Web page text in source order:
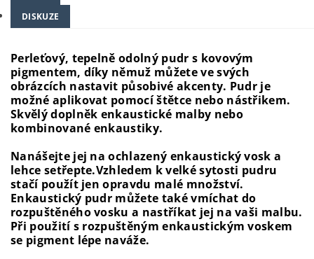
DISKUZE
Perleťový, tepelně odolný pudr s kovovým
pigmentem, díky němuž můžete ve svých
obrázcích nastavit působivé akcenty. Pudr je
možné aplikovat pomocí štětce nebo nástřikem.
Skvělý doplněk enkaustické malby nebo
kombinované enkaustiky.
Nanášejte jej na ochlazený enkaustický vosk a
lehce setřepte.Vzhledem k velké sytosti pudru
stačí použít jen opravdu malé množství.
Enkaustický pudr můžete také vmíchat do
rozpuštěného vosku a nastříkat jej na vaši malbu.
Při použití s rozpuštěným enkaustickým voskem
se pigment lépe naváže.